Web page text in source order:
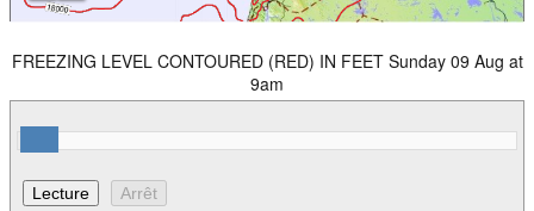
FREEZING LEVEL CONTOURED (RED) IN FEET Sunday 09 Aug at
9am